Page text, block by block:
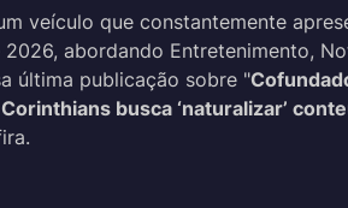
veículo que constantemente
abordando Entretenimento,
última publicação sobre "
busca ‘naturalizar’